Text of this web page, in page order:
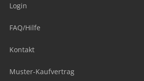
Login
FAQ/Hilfe
Kontakt
Muster-Kaufvertrag